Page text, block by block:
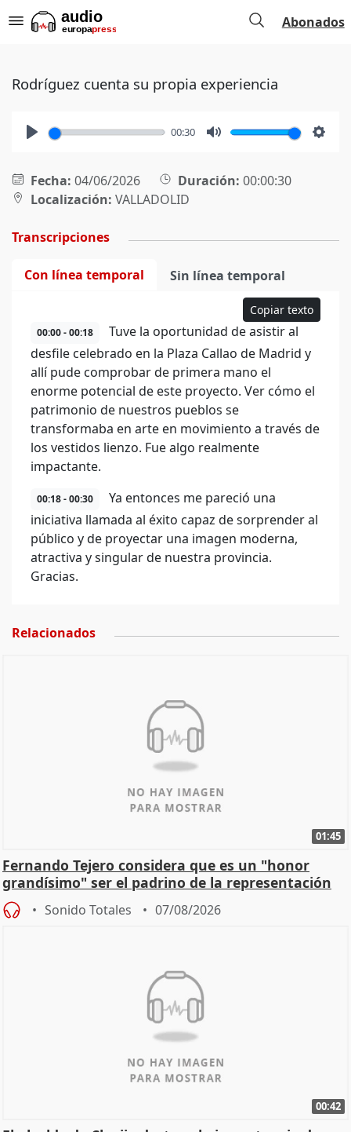
Abonados
Rodríguez cuenta su propia experiencia
00:30
Fecha: 04/06/2026 Duración: 00:00:30
Localización: VALLADOLID
Transcripciones
Con línea temporal Sin línea temporal
Copiar texto
00:00 - 00:18
Tuve la oportunidad de asistir al
desfile celebrado en la Plaza Callao de Madrid y
allí pude comprobar de primera mano el
enorme potencial de este proyecto. Ver cómo el
patrimonio de nuestros pueblos se
transformaba en arte en movimiento a través de
los vestidos lienzo. Fue algo realmente
impactante.
00:18 - 00:30
Ya entonces me pareció una
iniciativa llamada al éxito capaz de sorprender al
público y de proyectar una imagen moderna,
atractiva y singular de nuestra provincia.
Gracias.
Relacionados
01:45
Fernando Tejero considera que es un "honor
grandísimo" ser el padrino de la representación
Sonido Totales 07/08/2026
00:42